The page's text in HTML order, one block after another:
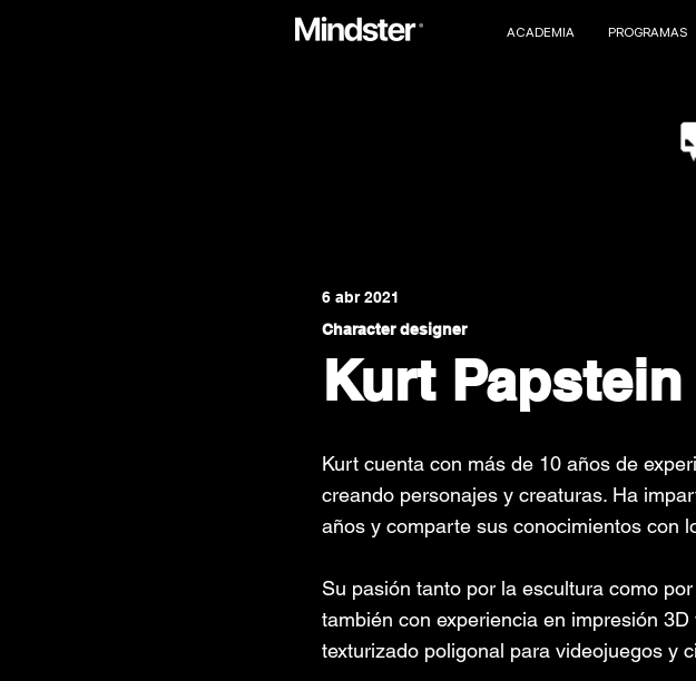
ACADEMIA PROGRAMAS
6 abr 2021
Character designer
Kurt Papstein
Kurt cuenta con más de 10 años de
creando personajes y creaturas. Ha
años y comparte sus conocimientos con
Su pasión tanto por la escultura como
también con experiencia en impresión
texturizado poligonal para videojuegos y